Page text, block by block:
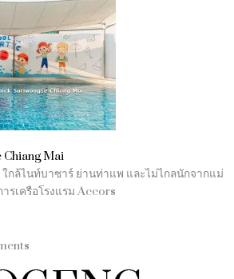
Mai
ใกล้ไนท์บาซาร์ ย่านท่าแพ และไม่ไกลนักจากแม่
รเครือโรงแรม Accors